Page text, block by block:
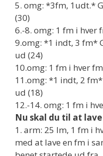
5. omg: *3fm, 1udt.*
(30)
6.-8. omg: 1 fm i hver
9.omg: *1 indt, 3 fm*
ud (24)
10.omg: 1 fm i hver
11.omg: *1 indt, 2
ud (18)
12.-14. omg: 1 fm i
Nu skal du til at
1. arm: 25 lm, 1 fm i
med at lave en fm i